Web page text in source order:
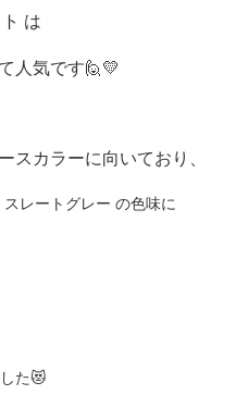
は
人気です🙋💛
スカラーに向いており、
レートグレー の色味に
た😻